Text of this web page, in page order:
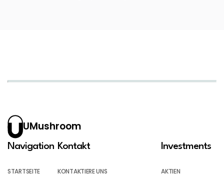
UMushroom
Navigation
STARTSEITE
Kontakt
KONTAKTIERE UNS
Investments
AKTIEN